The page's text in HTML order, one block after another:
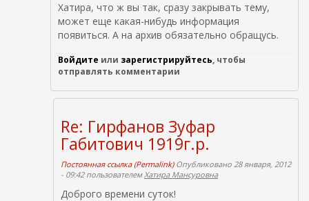
Хатира, что ж вы так, сразу закрывать тему,
может еще какая-нибудь информация
появиться. А на архив обязательно обращусь.
Войдите или зарегистрируйтесь, чтобы
отправлять комментарии
Re: Гирфанов Зуфар
Габитович 1919г.р.
Постоянная ссылка (Permalink)Опубликовано 28 января, 2012
- 09:42 пользователемХатира Мансуровна
Доброго времени суток!